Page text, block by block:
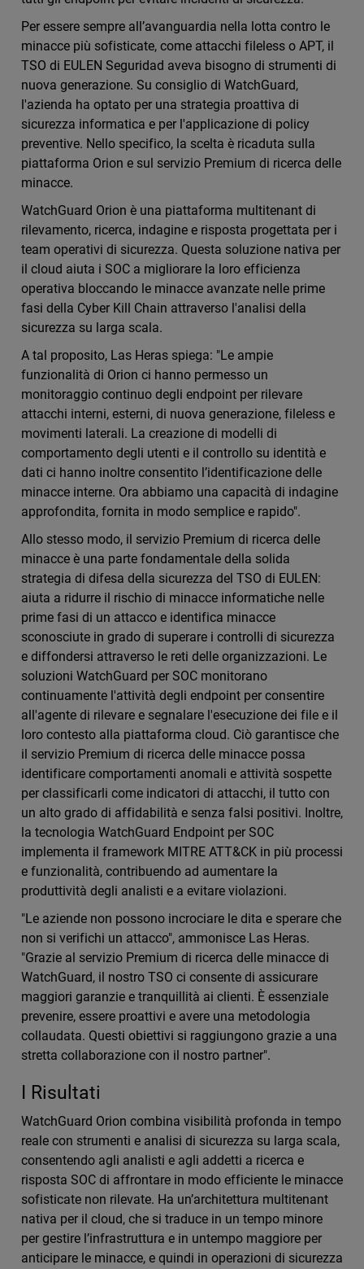
Per essere sempre all’avanguardia nella lotta contro le
minacce più sofisticate, come attacchi fileless o APT, il
TSO di EULEN Seguridad aveva bisogno di strumenti di
nuova generazione. Su consiglio di WatchGuard,
l'azienda ha optato per una strategia proattiva di
sicurezza informatica e per l'applicazione di policy
preventive. Nello specifico, la scelta è ricaduta sulla
piattaforma Orion e sul servizio Premium di ricerca delle
minacce.
WatchGuard Orion è una piattaforma multitenant di
rilevamento, ricerca, indagine e risposta progettata per i
team operativi di sicurezza. Questa soluzione nativa per
il cloud aiuta i SOC a migliorare la loro efficienza
operativa bloccando le minacce avanzate nelle prime
fasi della Cyber Kill Chain attraverso l'analisi della
sicurezza su larga scala.
A tal proposito, Las Heras spiega: "Le ampie
funzionalità di Orion ci hanno permesso un
monitoraggio continuo degli endpoint per rilevare
attacchi interni, esterni, di nuova generazione, fileless e
movimenti laterali. La creazione di modelli di
comportamento degli utenti e il controllo su identità e
dati ci hanno inoltre consentito l’identificazione delle
minacce interne. Ora abbiamo una capacità di indagine
approfondita, fornita in modo semplice e rapido".
Allo stesso modo, il servizio Premium di ricerca delle
minacce è una parte fondamentale della solida
strategia di difesa della sicurezza del TSO di EULEN:
aiuta a ridurre il rischio di minacce informatiche nelle
prime fasi di un attacco e identifica minacce
sconosciute in grado di superare i controlli di sicurezza
e diffondersi attraverso le reti delle organizzazioni. Le
soluzioni WatchGuard per SOC monitorano
continuamente l'attività degli endpoint per consentire
all'agente di rilevare e segnalare l'esecuzione dei file e il
loro contesto alla piattaforma cloud. Ciò garantisce che
il servizio Premium di ricerca delle minacce possa
identificare comportamenti anomali e attività sospette
per classificarli come indicatori di attacchi, il tutto con
un alto grado di affidabilità e senza falsi positivi. Inoltre,
la tecnologia WatchGuard Endpoint per SOC
implementa il framework MITRE ATT&CK in più processi
e funzionalità, contribuendo ad aumentare la
produttività degli analisti e a evitare violazioni.
"Le aziende non possono incrociare le dita e sperare che
non si verifichi un attacco", ammonisce Las Heras.
"Grazie al servizio Premium di ricerca delle minacce di
WatchGuard, il nostro TSO ci consente di assicurare
maggiori garanzie e tranquillità ai clienti. È essenziale
prevenire, essere proattivi e avere una metodologia
collaudata. Questi obiettivi si raggiungono grazie a una
stretta collaborazione con il nostro partner".
I Risultati
WatchGuard Orion combina visibilità profonda in tempo
reale con strumenti e analisi di sicurezza su larga scala,
consentendo agli analisti e agli addetti a ricerca e
risposta SOC di affrontare in modo efficiente le minacce
sofisticate non rilevate. Ha un’architettura multitenant
nativa per il cloud, che si traduce in un tempo minore
per gestire l’infrastruttura e in untempo maggiore per
anticipare le minacce, e quindi in operazioni di sicurezza